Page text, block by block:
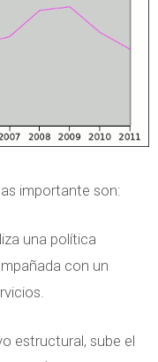
importante son:
una política
con un
estructural, sube el